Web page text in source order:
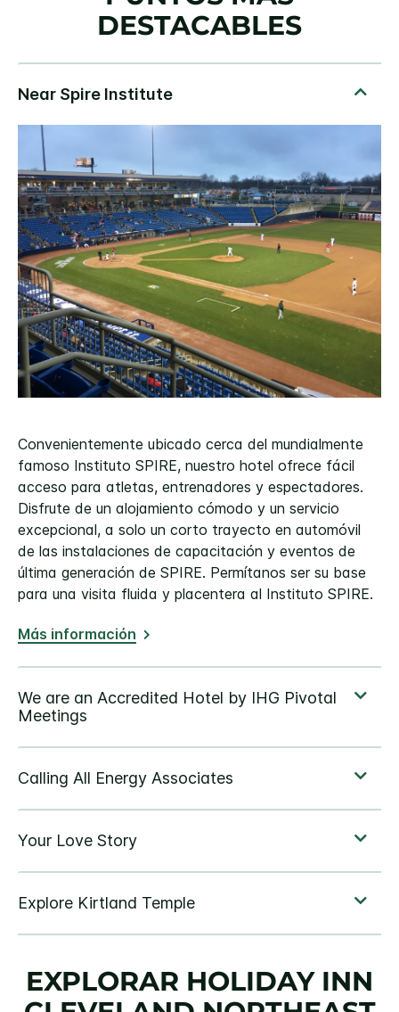
DESTACABLES
Convenientemente ubicado cerca del mundialmente
famoso Instituto SPIRE, nuestro hotel ofrece fácil
acceso para atletas, entrenadores y espectadores.
Disfrute de un alojamiento cómodo y un servicio
excepcional, a solo un corto trayecto en automóvil
de las instalaciones de capacitación y eventos de
última generación de SPIRE. Permítanos ser su base
para una visita fluida y placentera al Instituto SPIRE.
Más información
EXPLORAR HOLIDAY INN